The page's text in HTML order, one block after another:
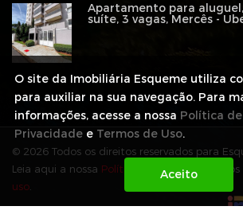
Apartamento para
suíte, 3 vagas, Mercês -
© 2026 Todos os direitos reservados para
Leia aqui a nossa Política de Privacidade e
uso.
O site da Imobiliária Esqueme utiliza
para auxiliar na sua navegação. Para
informações, acesse a nossa Política de
Privacidade e Termos de Uso.